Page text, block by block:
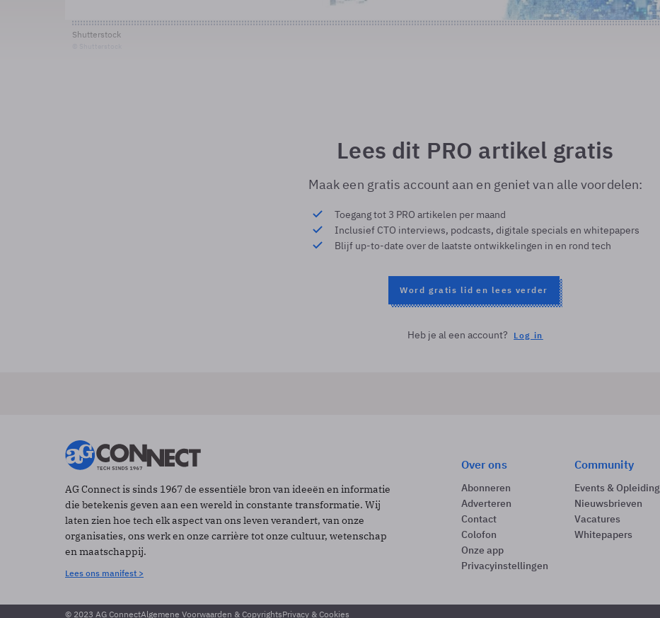
Shutterstock
Lees dit PRO artikel gratis
Maak een gratis account aan en geniet van alle voordelen:
Toegang tot 3 PRO artikelen per maand
Inclusief CTO interviews, podcasts, digitale specials en whitepapers
Blijf up-to-date over de laatste ontwikkelingen in en rond tech
Word gratis lid en lees verder
Heb je al een account? Log in
AG Connect is sinds 1967 de essentiële bron van ideeën en informatie
die betekenis geven aan een wereld in constante transformatie. Wij
laten zien hoe tech elk aspect van ons leven verandert, van onze
organisaties, ons werk en onze carrière tot onze cultuur, wetenschap
en maatschappij.
Lees ons manifest >
Over ons
Abonneren
Adverteren
Contact
Colofon
Onze app
Privacyinstellingen
Community
Events &
Nieuwsbrieven
Vacatures
Whitepapers
© 2023 AG ConnectAlgemene Voorwaarden & CopyrightsPrivacy & Cookies